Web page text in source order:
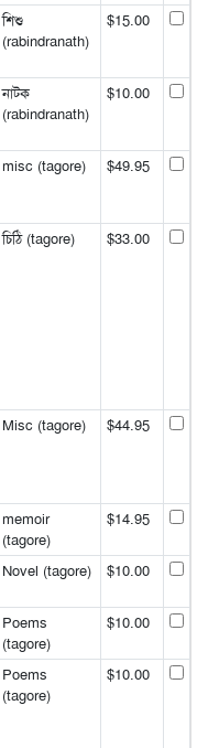
শিশু
(rabindranath)
$15.00
নাটক
(rabindranath)
$10.00
misc (tagore) $49.95
চিঠি (tagore) $33.00
Misc (tagore) $44.95
memoir
(tagore)
$14.95
Novel (tagore) $10.00
Poems
(tagore)
$10.00
Poems
(tagore)
$10.00